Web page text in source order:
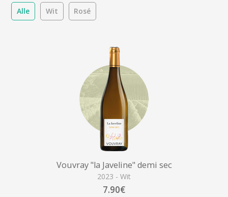
Alle Wit Rosé
Vouvray "la Javeline" demi sec
2023 - Wit
7.90€